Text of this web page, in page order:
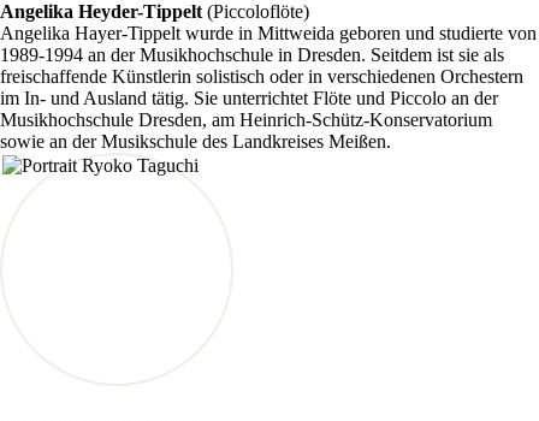
Angelika Heyder-Tippelt (Piccoloflöte)
Angelika Hayer-Tippelt wurde in Mittweida geboren und studierte von
1989-1994 an der Musikhochschule in Dresden. Seitdem ist sie als
freischaffende Künstlerin solistisch oder in verschiedenen Orchestern
im In- und Ausland tätig. Sie unterrichtet Flöte und Piccolo an der
Musikhochschule Dresden, am Heinrich-Schütz-Konservatorium
sowie an der Musikschule des Landkreises Meißen.